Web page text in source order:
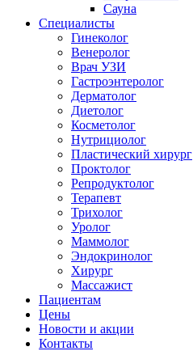
Сауна
Специалисты
Гинеколог
Венеролог
Врач УЗИ
Гастроэнтеролог
Дерматолог
Диетолог
Косметолог
Нутрициолог
Пластический хирург
Проктолог
Репродуктолог
Терапевт
Трихолог
Уролог
Маммолог
Эндокринолог
Хирург
Массажист
Пациентам
Цены
Новости и акции
Контакты